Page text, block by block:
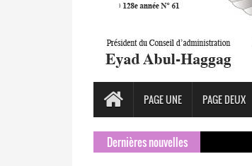
PAGE UNE PAGE DEUX
Dernières nouvelles